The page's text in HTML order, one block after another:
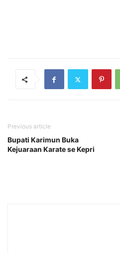
Previous article
Bupati Karimun Buka
Kejuaraan Karate se Kepri